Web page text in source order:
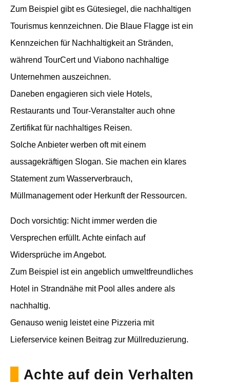
Zum Beispiel gibt es Gütesiegel, die nachhaltigen
Tourismus kennzeichnen. Die Blaue Flagge ist ein
Kennzeichen für Nachhaltigkeit an Stränden,
während TourCert und Viabono nachhaltige
Unternehmen auszeichnen.
Daneben engagieren sich viele Hotels,
Restaurants und Tour-Veranstalter auch ohne
Zertifikat für nachhaltiges Reisen.
Solche Anbieter werben oft mit einem
aussagekräftigen Slogan. Sie machen ein klares
Statement zum Wasserverbrauch,
Müllmanagement oder Herkunft der Ressourcen.
Doch vorsichtig: Nicht immer werden die
Versprechen erfüllt. Achte einfach auf
Widersprüche im Angebot.
Zum Beispiel ist ein angeblich umweltfreundliches
Hotel in Strandnähe mit Pool alles andere als
nachhaltig.
Genauso wenig leistet eine Pizzeria mit
Lieferservice keinen Beitrag zur Müllreduzierung.
Achte auf dein Verhalten